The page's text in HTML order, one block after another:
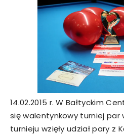
14.02.2015 r. W Bałtyckim
się walentynkowy turniej par
turnieju wzięły udział pary z